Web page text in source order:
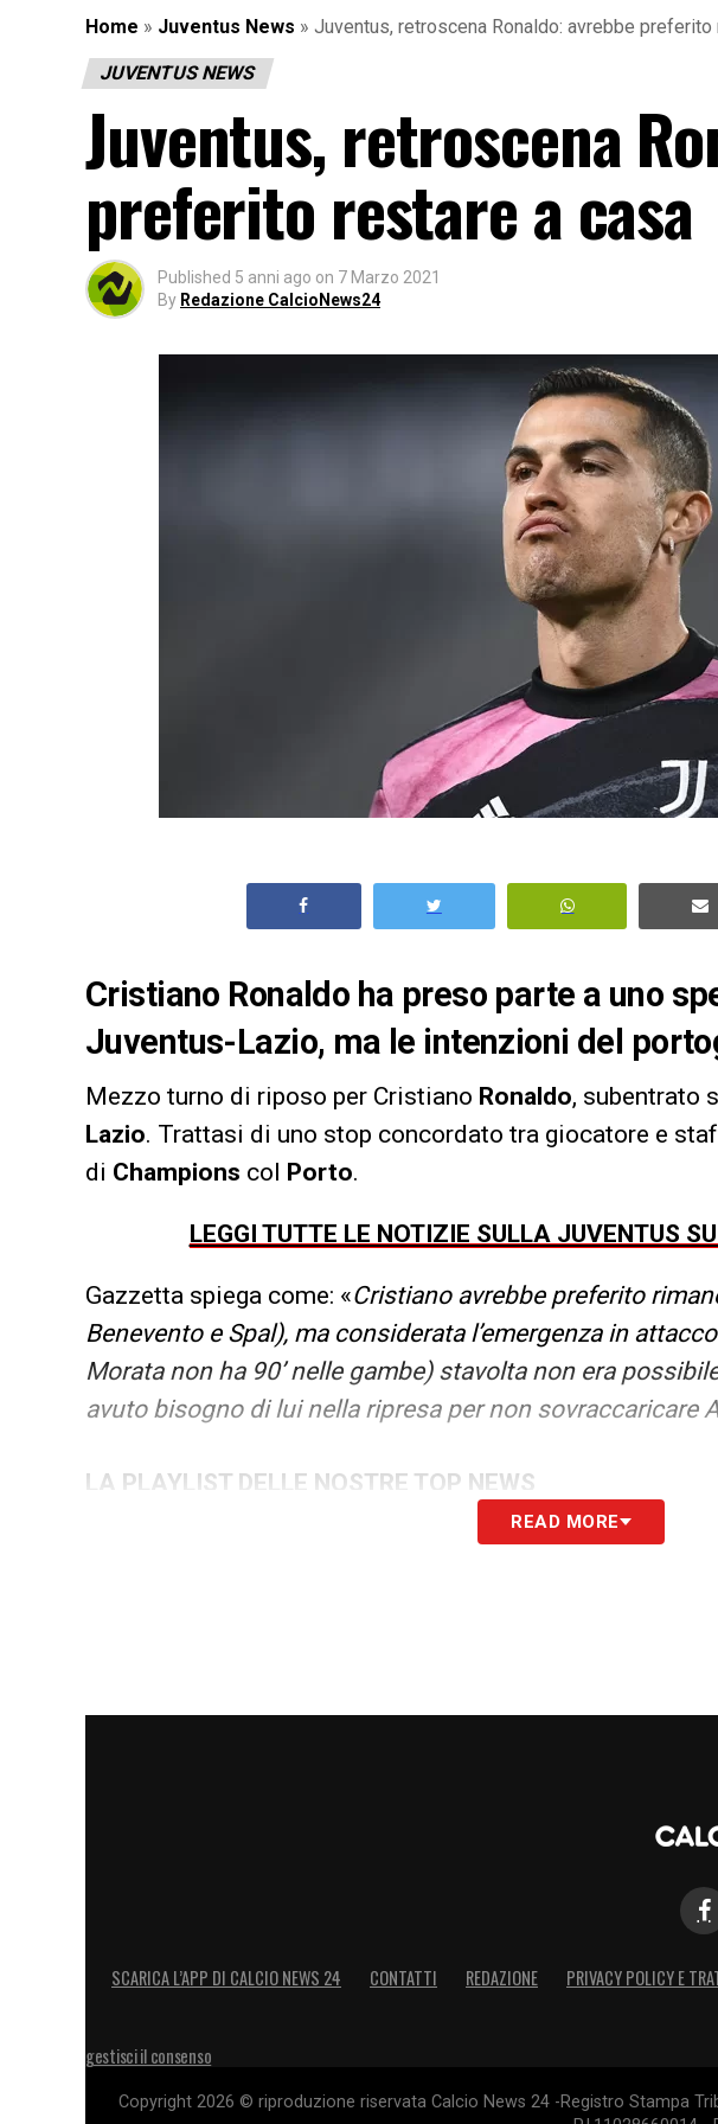
Home » Juventus News » Juventus, retroscena Ronaldo: avrebbe preferito
JUVENTUS NEWS
Juventus, retroscena
preferito restare a casa
Published 5 anni ago on 7 Marzo 2021
By Redazione CalcioNews24
Cristiano Ronaldo ha preso parte a uno
Juventus-Lazio, ma le intenzioni del
Mezzo turno di riposo per Cristiano Ronaldo, subentrato
Lazio. Trattasi di uno stop concordato tra giocatore e
di Champions col Porto.
LEGGI TUTTE LE NOTIZIE SULLA JUVENTUS
Gazzetta spiega come: «Cristiano avrebbe preferito
Benevento e Spal), ma considerata l’emergenza in
Morata non ha 90’ nelle gambe) stavolta non era
avuto bisogno di lui nella ripresa per non sovraccaricare
LA PLAYLIST DELLE NOSTRE TOP NEWS
READ MORE
SCARICA L’APP DI CALCIO NEWS 24 CONTATTI REDAZIONE PRIVACY POLICY E
gestisci il consenso
Copyright 2026 © riproduzione riservata Calcio News 24 -Registro Stampa